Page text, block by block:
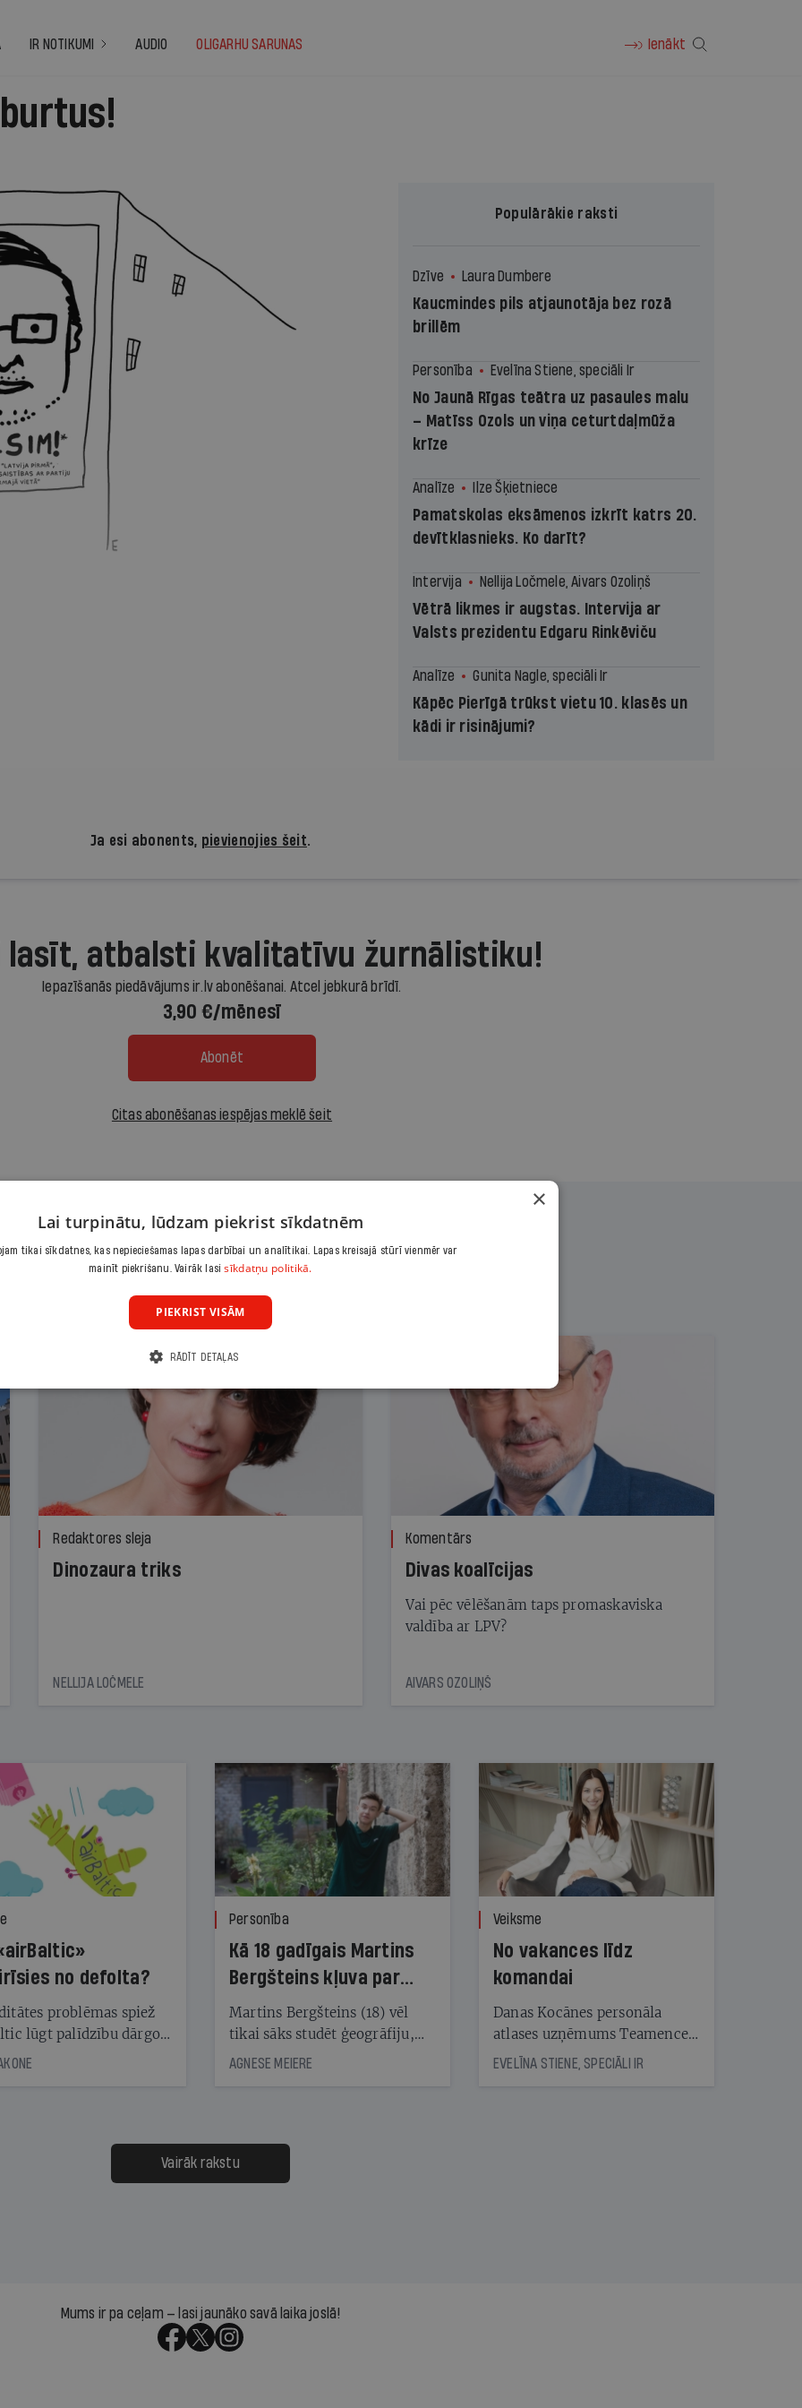
IR NOTIKUMI AUDIO OLIGARHU SARUNAS Ienākt
Populārākie raksti
Dzīve Laura Dumbere
Kaucmindes pils atjaunotāja bez rozā
brillēm
Personība Evelīna Stiene, speciāli Ir
No Jaunā Rīgas teātra uz pasaules malu
– Matīss Ozols un viņa ceturtdaļmūža
krīze
Analīze Ilze Šķietniece
Pamatskolas eksāmenos izkrīt katrs 20.
devītklasnieks. Ko darīt?
Intervija Nellija Ločmele, Aivars Ozoliņš
Vētrā likmes ir augstas. Intervija ar
Valsts prezidentu Edgaru Rinkēviču
Analīze Gunita Nagle, speciāli Ir
Kāpēc Pierīgā trūkst vietu 10. klasēs un
kādi ir risinājumi?
Ja esi abonents, pievienojies šeit.
lasīt, atbalsti kvalitatīvu žurnālistiku!
Iepazīšanās piedāvājums ir.lv abonēšanai. Atcel jebkurā brīdī.
3,90 €/mēnesī
Abonēt
Citas abonēšanas iespējas meklē šeit
Redaktores sleja
Dinozaura triks
NELLIJA LOČMELE
Komentārs
Divas koalīcijas
Vai pēc vēlēšanām taps promaskaviska
valdība ar LPV?
AIVARS OZOLIŅŠ
no defolta?
problēmas spiež
lūgt palīdzību dārgo
turētājiem, taču
augstos procentus,
jau trīs dienas
nākamās sapulces
Personība
Kā 18 gadīgais Martins
Bergšteins kļuva par
laika ziņu seju?
Martins Bergšteins (18) vēl
tikai sāks studēt ģeogrāfiju,
bet viņa sacītajam jau uzticas
uzcītīga darba, mammas
atbalsts un drosme turpināt
meteovērojumus arī tad, kad
AGNESE MEIERE
Veiksme
No vakances līdz
komandai
Danas Kocānes personāla
atlases uzņēmums Teamence
savieno īstos uzņēmumus ar
EVELĪNA STIENE, SPECIĀLI IR
Vairāk rakstu
Mums ir pa ceļam — lasi jaunāko savā laika joslā!
×
Lai turpinātu, lūdzam piekrist sīkdatnēm
tikai sīkdatnes, kas nepieciešamas lapas darbībai un analītikai. Lapas kreisajā stūrī vienmēr var
mainīt piekrišanu. Vairāk lasisīkdatņu politikā.
PIEKRIST VISĀM
RĀDĪT DETAĻAS